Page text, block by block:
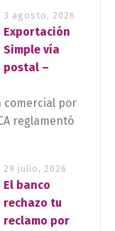
3 agosto, 2026
Exportación
Simple vía
postal –
comercial por
reglamentó
29 julio, 2026
El banco
rechazo tu
reclamo por